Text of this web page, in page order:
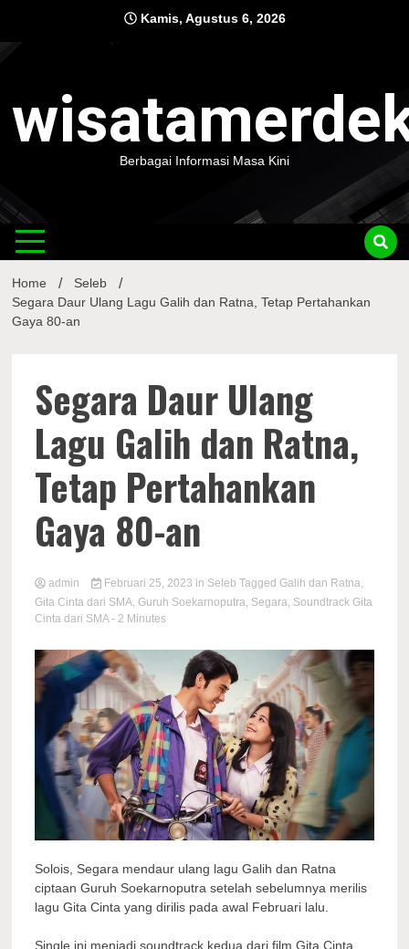
content
Kamis, Agustus 6, 2026
Berbagai Informasi Masa Kini
Home
Seleb
Segara Daur Ulang Lagu Galih dan Ratna, Tetap Pertahankan
Gaya 80-an
Segara Daur Ulang
Lagu Galih dan Ratna,
Tetap Pertahankan
Gaya 80-an
admin Februari 25, 2023 in Seleb Tagged Galih dan Ratna,
Gita Cinta dari SMA,Guruh Soekarnoputra, Segara, Soundtrack Gita
Cinta dari SMA - 2 Minutes
Solois, Segara mendaur ulang lagu Galih dan Ratna
ciptaan Guruh Soekarnoputra setelah sebelumnya merilis
lagu Gita Cinta yang dirilis pada awal Februari lalu.
Single ini menjadi soundtrack kedua dari film Gita Cinta